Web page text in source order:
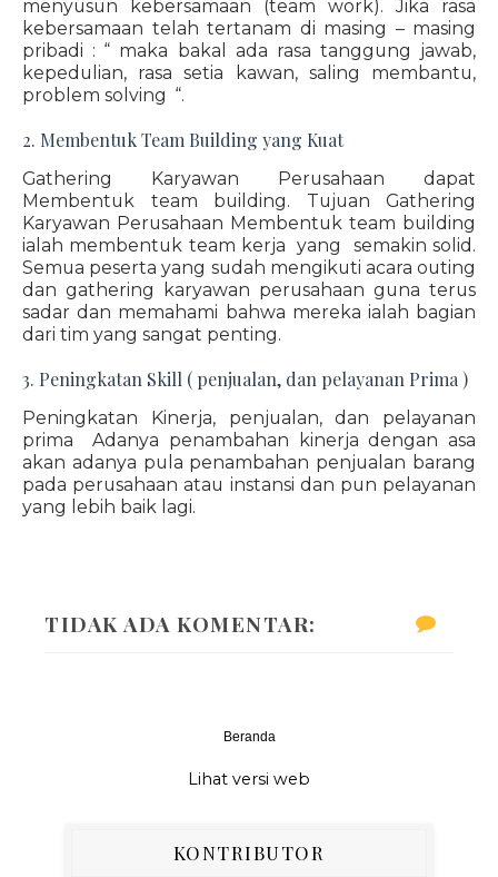
menyusun kebersamaan (team work). Jika rasa
kebersamaan telah tertanam di masing – masing
pribadi : “ maka bakal ada rasa tanggung jawab,
kepedulian, rasa setia kawan, saling membantu,
problem solving “.
2. Membentuk Team Building yang Kuat
Gathering Karyawan Perusahaan dapat
Membentuk team building. Tujuan Gathering
Karyawan Perusahaan Membentuk team building
ialah membentuk team kerja yang semakin solid.
Semua peserta yang sudah mengikuti acara outing
dan gathering karyawan perusahaan guna terus
sadar dan memahami bahwa mereka ialah bagian
dari tim yang sangat penting.
3. Peningkatan Skill ( penjualan, dan pelayanan Prima )
Peningkatan Kinerja, penjualan, dan pelayanan
prima Adanya penambahan kinerja dengan asa
akan adanya pula penambahan penjualan barang
pada perusahaan atau instansi dan pun pelayanan
yang lebih baik lagi.
TIDAK ADA KOMENTAR:
Beranda
Lihat versi web
KONTRIBUTOR